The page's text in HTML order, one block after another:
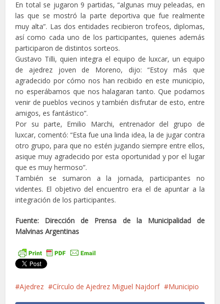
En total se jugaron 9 partidas, “algunas muy peleadas, en
las que se mostró la parte deportiva que fue realmente
muy alta”. Las dos entidades recibieron trofeos, diplomas,
así como cada uno de los participantes, quienes además
participaron de distintos sorteos.
Gustavo Tilli, quien integra el equipo de luxcar, un equipo
de ajedrez joven de Moreno, dijo: “Estoy más que
agradecido por cómo nos han recibido en este municipio,
no esperábamos que nos halagaran tanto. Que podamos
venir de pueblos vecinos y también disfrutar de esto, entre
amigos, es fantástico”.
Por su parte, Emilio Marchi, entrenador del grupo de
luxcar, comentó: “Esta fue una linda idea, la de jugar contra
otro grupo, para que no estén jugando siempre entre ellos,
asique muy agradecido por esta oportunidad y por el lugar
que es muy hermoso”.
También se sumaron a la jornada, participantes no
videntes. El objetivo del encuentro era el de apuntar a la
integración de los participantes.
Fuente: Dirección de Prensa de la Municipalidad de
Malvinas Argentinas
Ajedrez Círculo de Ajedrez Miguel Najdorf Municipio